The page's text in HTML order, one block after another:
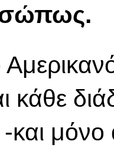
κάθε
-και